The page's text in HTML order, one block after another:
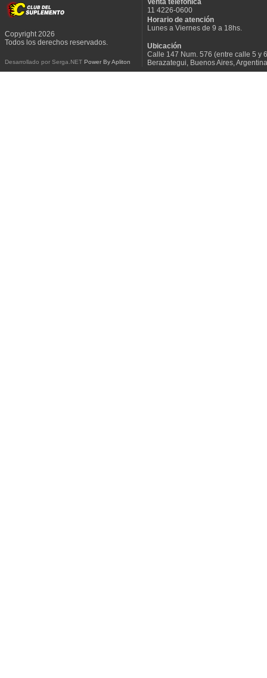
Copyright 2026
Todos los derechos reservados.
Desarrollado por Serga.NET Power By Apliton
Venta telefónica
11 4226-0600
Horario de atención
Lunes a Viernes de 9 a 18hs.
Ubicación
Calle 147 Num. 576 (entre calle 5 y
Berazategui, Buenos Aires, Argentina